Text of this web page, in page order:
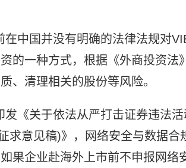
中国并没有明确的法律法规对
的一种方式，根据《外商投资法》
、清理相关的股份等风险。
《关于依法从严打击证券违法活
求意见稿)》，网络安全与数据合
果企业赴海外上市前不申报网络